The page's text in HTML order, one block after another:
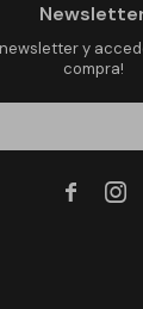
y
compra!
 